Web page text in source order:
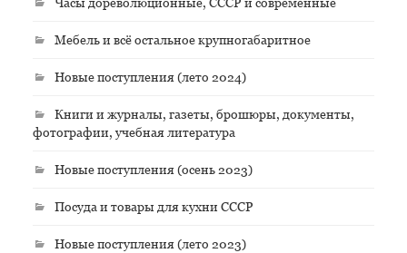
Мебель и всё остальное крупногабаритное
Новые поступления (лето 2024)
Книги и журналы, газеты, брошюры, документы,
фотографии, учебная литература
Новые поступления (осень 2023)
Посуда и товары для кухни СССР
Новые поступления (лето 2023)